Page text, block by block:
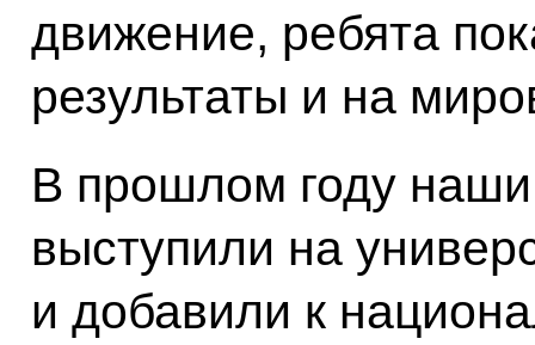
движение, ребята
результаты и на
В прошлом году
выступили на
и добавили к